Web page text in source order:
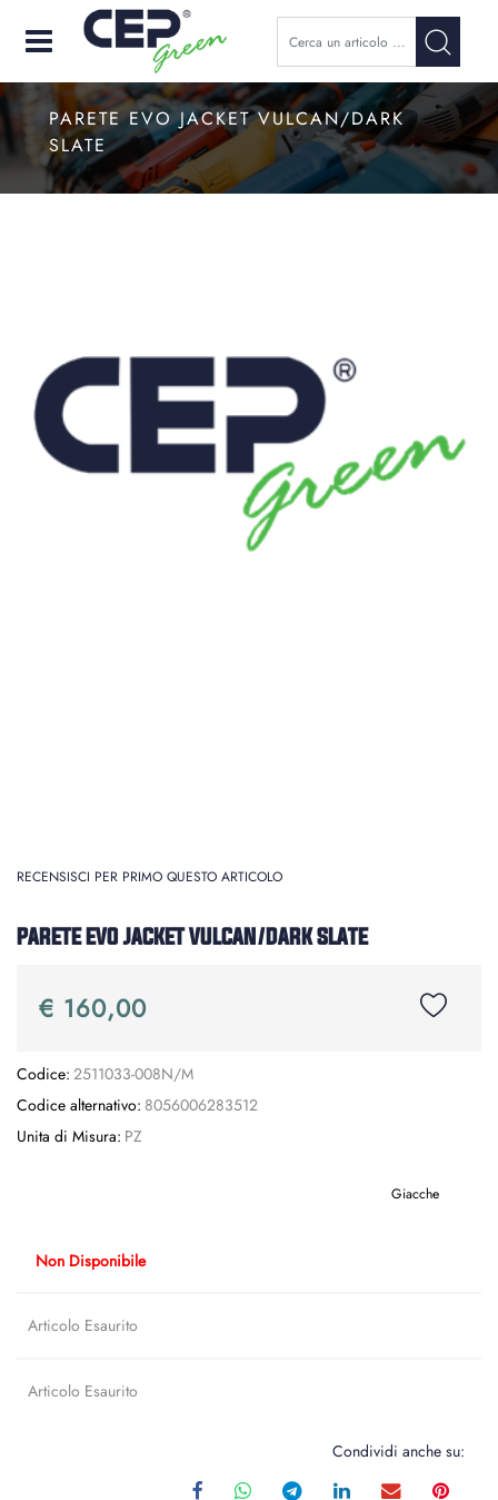
Open
PARETE EVO JACKET VULCAN/DARK
SLATE
RECENSISCI PER PRIMO QUESTO ARTICOLO
PARETE EVO JACKET VULCAN/DARK SLATE
€ 160,00
Codice: 2511033-008N/M
Codice alternativo: 8056006283512
Unita di Misura: PZ
Giacche
Non Disponibile
Articolo Esaurito
Articolo Esaurito
Condividi anche su: